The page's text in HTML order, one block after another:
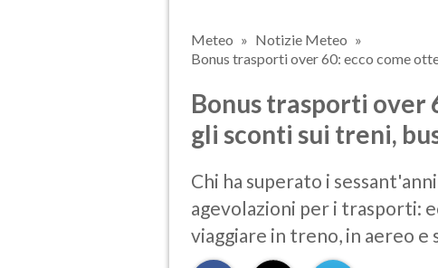
Meteo
Notizie Meteo
Bonus trasporti over 60: ecco come
Bonus trasporti over
gli sconti sui treni,
Chi ha superato i
agevolazioni per i trasporti:
viaggiare in treno, in aereo e